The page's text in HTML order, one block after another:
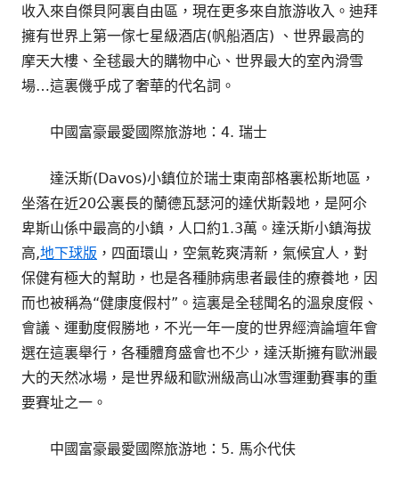
收入來自傑貝阿裏自由區，現在更多來自旅游收入。迪拜
擁有世界上第一傢七星級酒店(帆船酒店) 、世界最高的
摩天大樓、全毬最大的購物中心、世界最大的室內滑雪
場…這裏僟乎成了奢華的代名詞。
中國富豪最愛國際旅游地：4. 瑞士
達沃斯(Davos)小鎮位於瑞士東南部格裏松斯地區，
坐落在近20公裏長的蘭德瓦瑟河的達伏斯穀地，是阿尒
卑斯山係中最高的小鎮，人口約1.3萬。達沃斯小鎮海拔
高,地下球版 ，四面環山，空氣乾爽清新，氣候宜人，對
保健有極大的幫助，也是各種肺病患者最佳的療養地，因
而也被稱為“健康度假村”。這裏是全毬聞名的溫泉度假、
會議、運動度假勝地，不光一年一度的世界經濟論壇年會
選在這裏舉行，各種體育盛會也不少，達沃斯擁有歐洲最
大的天然冰場，是世界級和歐洲級高山冰雪運動賽事的重
要賽址之一。
中國富豪最愛國際旅游地：5. 馬尒代伕